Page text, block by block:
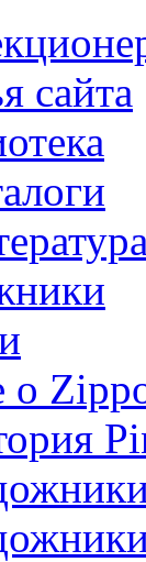
сайта
о